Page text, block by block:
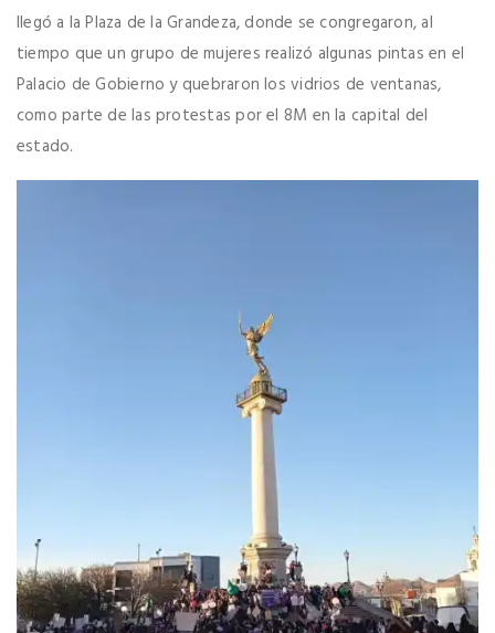
llegó a la Plaza de la Grandeza, donde se congregaron, al
tiempo que un grupo de mujeres realizó algunas pintas en el
Palacio de Gobierno y quebraron los vidrios de ventanas,
como parte de las protestas por el 8M en la capital del
estado.